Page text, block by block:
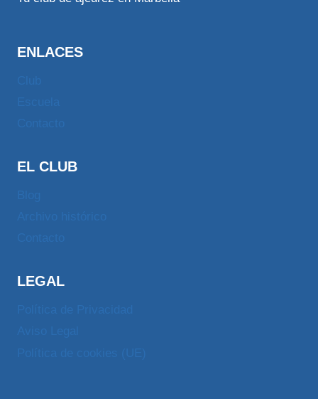
ENLACES
EL CLUB
LEGAL